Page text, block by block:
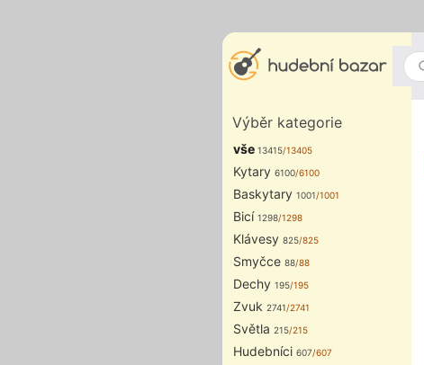
Výběr kategorie
vše 13415/13405
Kytary 6100/6100
Baskytary 1001/1001
Bicí 1298/1298
Klávesy 825/825
Smyčce 88/88
Dechy 195/195
Zvuk 2741/2741
Světla 215/215
Hudebníci 607/607